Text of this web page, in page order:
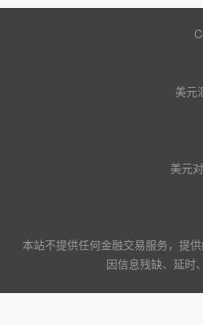
美元
美元
本站不提供任何金融交易服务，提
因信息残缺、延时